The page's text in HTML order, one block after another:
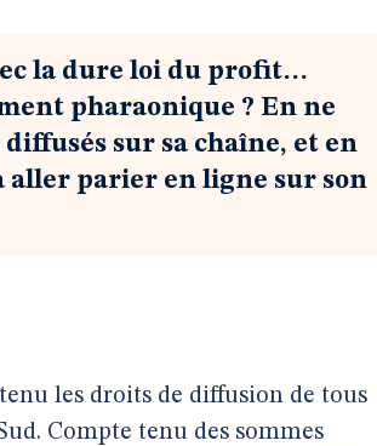
la dure loi du profit…
pharaonique ? En ne
sur sa chaîne, et en
aller parier en ligne sur son
les droits de diffusion de tous
Compte tenu des sommes